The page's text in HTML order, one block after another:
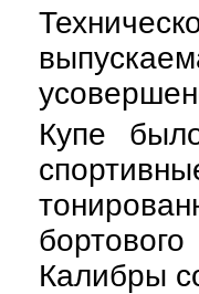
Купе
Калибры